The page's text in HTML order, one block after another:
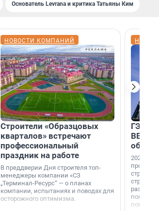
Основатель Levrana и критика Татьяны Ким
НОВОСТИ КОМПАНИЙ
Строители «Образцовых
кварталов» встречают
профессиональный
праздник на работе
В преддверии Дня строителя топ-
менеджеры компании «СЗ
„Терминал-Ресурс“ — о планах
компании, испытаниях и поводах для
осторожного оптимизма.
ГЭС,
ВВП: в
об
2026-й —
раз. В